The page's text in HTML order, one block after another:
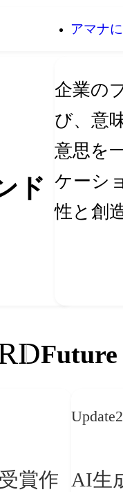
アマナ
ド
企業の
び、意
意思を
ケーシ
性と創
Future
賞作
Update
AI生